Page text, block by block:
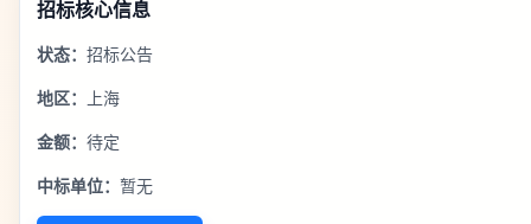
招标核心信息
状态： 招标公告
地区：
上海
金额： 待定
中标单位： 暂无